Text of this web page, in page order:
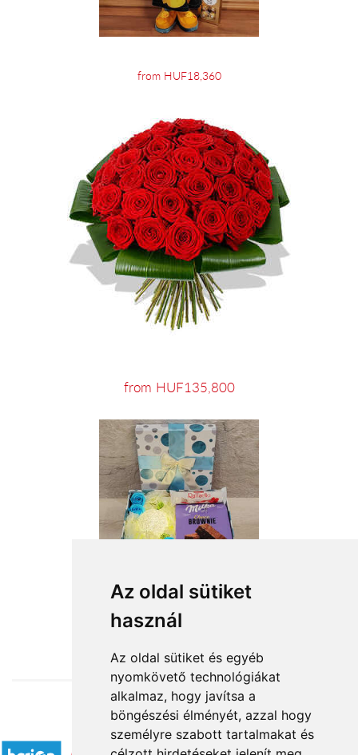
Az oldal sütiket
használ
Az oldal sütiket és egyéb
nyomkövető technológiákat
alkalmaz, hogy javítsa a
böngészési élményét, azzal hogy
személyre szabott tartalmakat és
from HUF18,360
from HUF135,800
from HUF14,640
Accepted payment methods